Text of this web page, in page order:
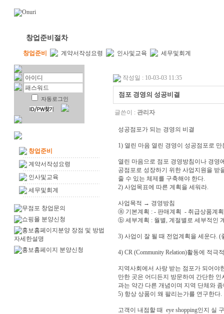
창업준비절차
창업준비 계약서작성요령 인사및교육 세무및회계
자동로그인
창업준비
계약서작성요령
인사및교육
세무및회계
작성일 : 10-03-03 11:35
점포 경영의 성공비결
글쓴이 : 관리자
성공점포가 되는 경영의 비결
1) 열린 마음 열린 경영이 성공점포로 만
열린 마음으로 점포 경영방침이나 경영
공점포로 성장하기 위한 사업지원을 받
줄 수 있는 체제를 구축해야 한다.
2) 사업목표에 따른 계획을 세워라.
사업목적 → 경영방침
ⓐ 기본계획 : - 판매계획 - 취급상품계
ⓑ 세부계획 : 월별, 계절별로 세부적인
3) 사업이 잘 될 때 전업계획을 세운다.
4) CR (Community Relation)활동에 적극
지역사회에서 사랑 받는 점포가 되어야
만한 곳은 어디든지 방문하여 간단한
과는 약간 다른 개념이며 지역 단체와
5) 항상 상품이 왜 팔리는가를 연구한다.
고객이 내점할 때 eye shopping인지 실